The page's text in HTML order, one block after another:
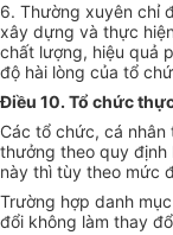
6. Thường xuyên chỉ
xây dựng và thực
chất lượng, hiệu quả
độ hài lòng của tổ
Điều 10. Tổ chức
Các tổ chức, cá
thưởng theo quy định
này thì tùy theo mức
Trường hợp danh
đổi không làm thay